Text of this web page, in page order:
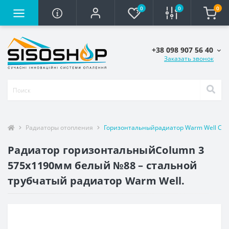
0 0 0
+38 098 907 56 40
Заказать звонок
Радиаторы отопления Горизонтальныйрадиатор Warm Well
Радиатор горизонтальныйColumn 3
575х1190мм белый №88 – стальной
трубчатый радиатор Warm Well.